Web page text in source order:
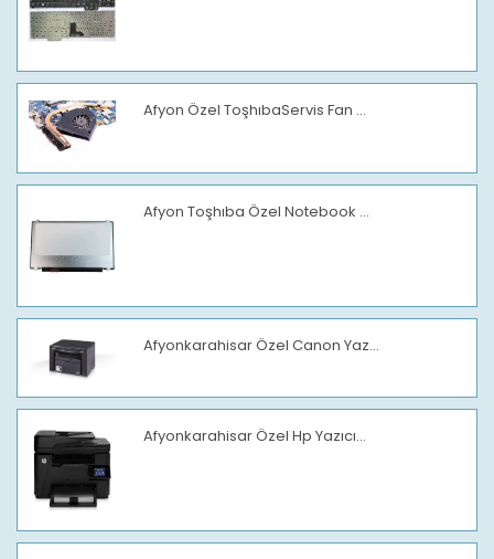
Afyon Özel ToşhıbaServis Fan ...
Afyon Toşhıba Özel Notebook ...
Afyonkarahisar Özel Canon Yaz...
Afyonkarahisar Özel Hp Yazıcı...